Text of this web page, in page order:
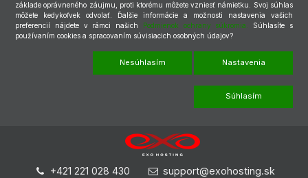
základe oprávneného záujmu, proti ktorému môžete vzniesť námietku. Svoj súhlas
môžete kedykoľvek odvolať. Ďalšie informácie a možnosti nastavenia vašich
preferencií nájdete v rámci našich Podmienok ochrany súkromia.
Súhlasíte s
používaním cookies a spracovaním súvisiacich osobných údajov?
Nesúhlasím Nastavenia
Súhlasím
+421 221 028 430 support@exohosting.sk